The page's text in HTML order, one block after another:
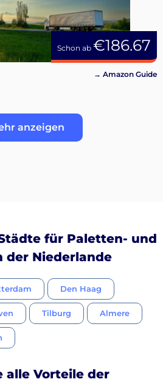
Schon ab €186.67
→ Amazon Guide
anzeigen
für Paletten- und
der Niederlande
Den Haag
Tilburg Almere
alle Vorteile der